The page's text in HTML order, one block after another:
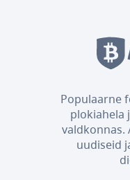
Populaarne
plokiahela
valdkonnas.
uudiseid